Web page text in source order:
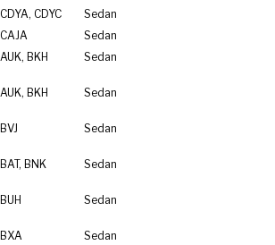
CDYA, CDYC
Sedan
CAJA
Sedan
AUK, BKH Sedan
AUK, BKH Sedan
BVJ Sedan
BAT, BNK Sedan
BUH Sedan
BXA Sedan